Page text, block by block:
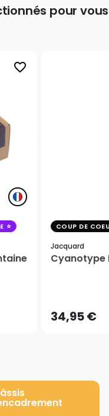
pour vous
favorite_border
COUP DE
Jacquard
Cyanotype
34,95 €